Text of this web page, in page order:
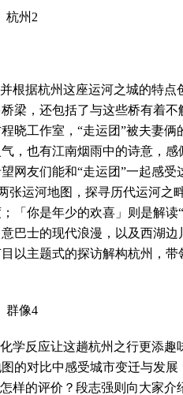
据杭州这座运河之城的特点
梁，还包括了与这些桥有着
晓工作室，“走运团”被夫妻俩
，也有江南烟雨中的诗意，
网友们能和“走运团”一起感受
张运河地图，探寻历代运河之
「你是年少的欢喜」则是解读
巴士的现代浪漫，以及西湖边
以主题式的探访解构杭州，带
反应让这趟杭州之行更添趣
的对比中感受城市变迁与发展
样的评价？段志强则向大家介